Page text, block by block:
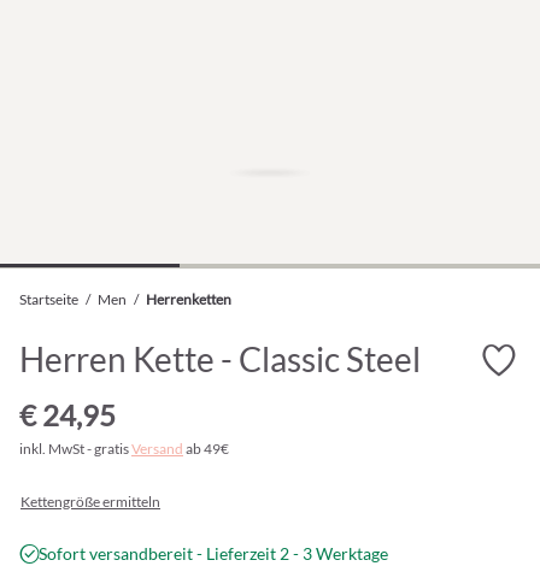
Startseite / Men / Herrenketten
Herren Kette - Classic Steel
€ 24,95
inkl. MwSt - gratisVersand ab 49€
Kettengröße ermitteln
Sofort versandbereit - Lieferzeit 2 - 3 Werktage